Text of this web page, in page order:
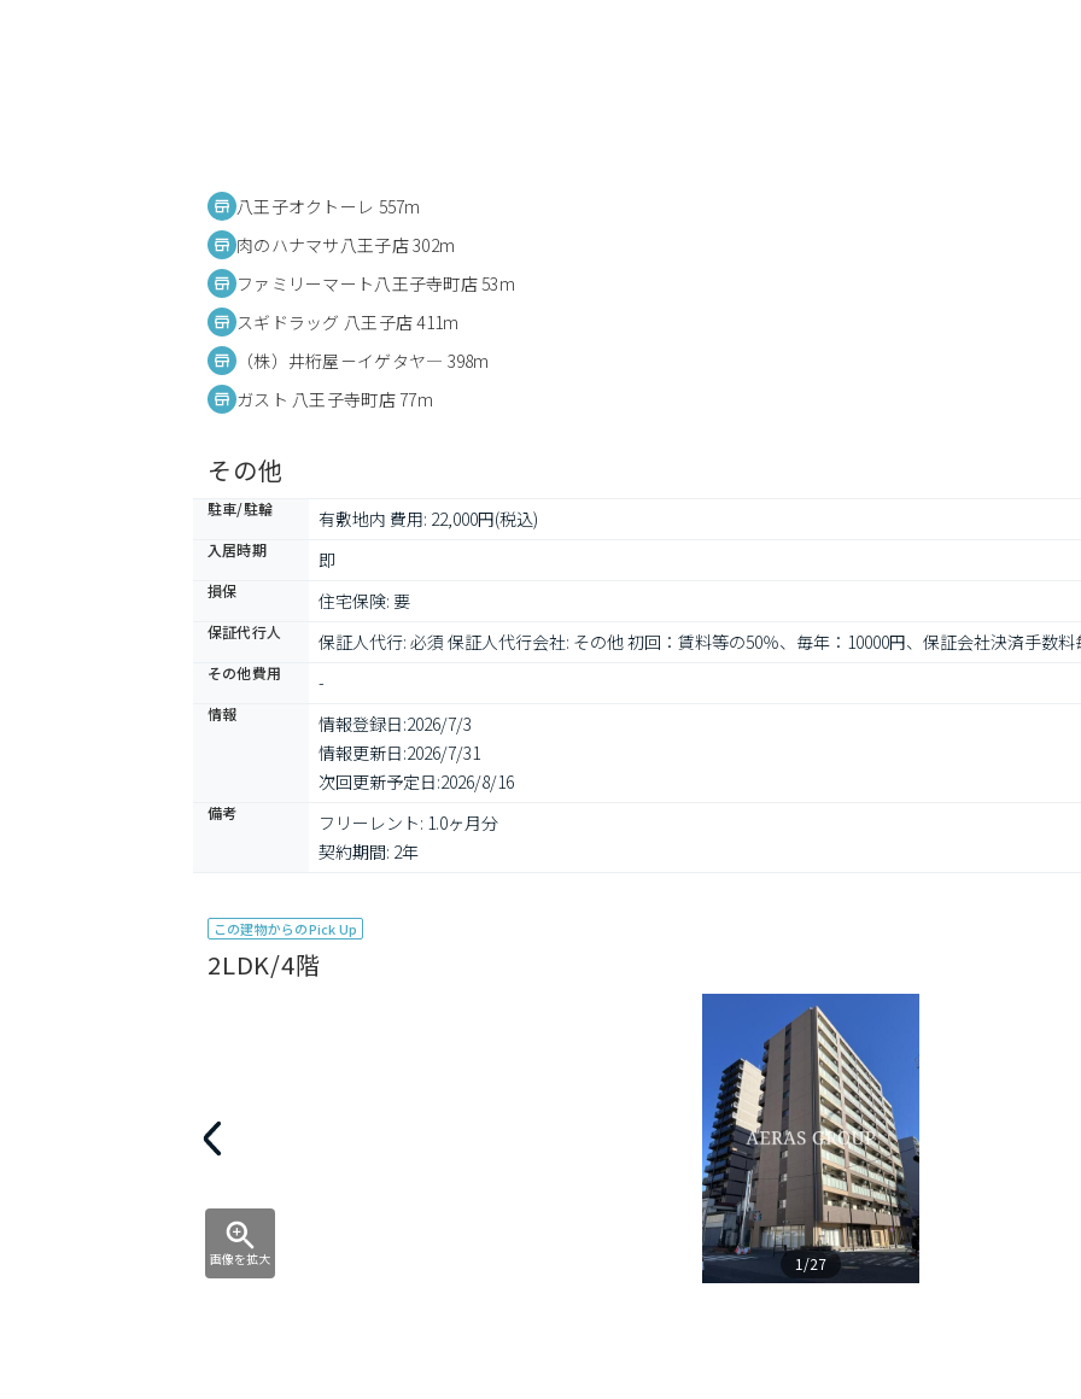
八王子オクトーレ 557m
肉のハナマサ八王子店 302m
ファミリーマート八王子寺町店 53m
スギドラッグ 八王子店 411m
（株）井桁屋－イゲタヤ― 398m
ガスト 八王子寺町店 77m
その他
駐車/駐輪 有敷地内 費用: 22,000円(税込)
入居時期 即
損保 住宅保険: 要
保証代行人 保証人代行: 必須 保証人代行会社: その他 初回：賃料等の50％、毎年：10000円、保証会社決済手数料
その他費用 -
情報 情報登録日:2026/7/3
情報更新日:2026/7/31
次回更新予定日:2026/8/16
備考
フリーレント: 1.0ヶ月分
契約期間: 2年
この建物からのPick Up
2LDK/4階
画像を拡大 1/27